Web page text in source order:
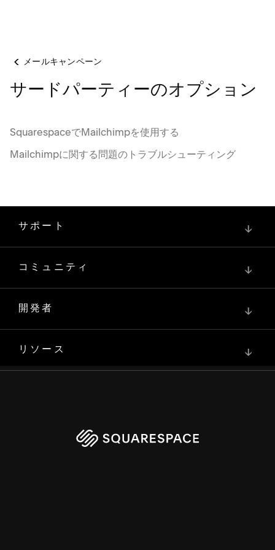
メールキャンペーン
サードパーティーのオプション
SquarespaceでMailchimpを使用する
Mailchimpに関する問題のトラブルシューティング
サポート ↓
コミュニティ ↓
開発者 ↓
リソース ↓